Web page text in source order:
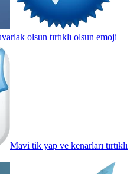
olsun tırtıklı olsun emoji
Mavi tik yap ve kenarları tırtıklı